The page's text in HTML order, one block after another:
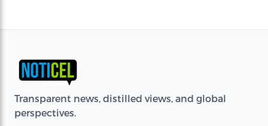
Transparent news, distilled views, and global
perspectives.